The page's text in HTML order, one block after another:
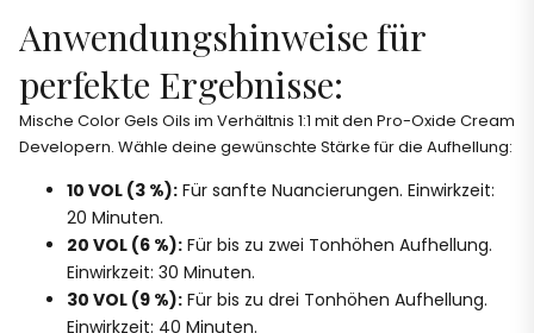
Anwendungshinweise für
perfekte Ergebnisse:
Mische Color Gels Oils im Verhältnis 1:1 mit den Pro-Oxide Cream
Developern. Wähle deine gewünschte Stärke für die Aufhellung:
10 VOL (3 %): Für sanfte Nuancierungen. Einwirkzeit:
20 Minuten.
20 VOL (6 %): Für bis zu zwei Tonhöhen Aufhellung.
Einwirkzeit: 30 Minuten.
30 VOL (9 %): Für bis zu drei Tonhöhen Aufhellung.
Einwirkzeit: 40 Minuten.